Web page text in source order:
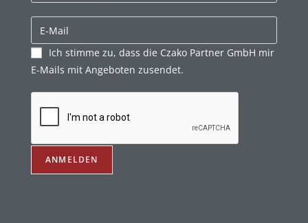
Ich stimme zu, dass die Czako Partner GmbH mir
E-Mails mit Angeboten zusendet.